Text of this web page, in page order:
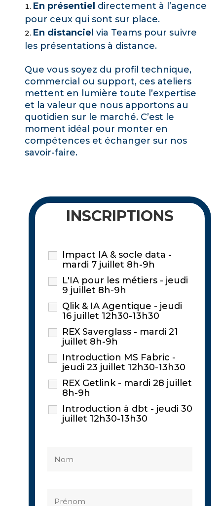
En présentiel directement à l’agence
pour ceux qui sont sur place.
En distanciel via Teams pour suivre
les présentations à distance.
Que vous soyez du profil technique,
commercial ou support, ces ateliers
mettent en lumière toute l’expertise
et la valeur que nous apportons au
quotidien sur le marché. C’est le
moment idéal pour monter en
compétences et échanger sur nos
savoir-faire.
INSCRIPTIONS
Impact IA & socle data -
mardi 7 juillet 8h-9h
L'IA pour les métiers - jeudi
9 juillet 8h-9h
Qlik & IA Agentique - jeudi
16 juillet 12h30-13h30
REX Saverglass - mardi 21
juillet 8h-9h
Introduction MS Fabric -
jeudi 23 juillet 12h30-13h30
REX Getlink - mardi 28 juillet
8h-9h
Introduction à dbt - jeudi 30
juillet 12h30-13h30